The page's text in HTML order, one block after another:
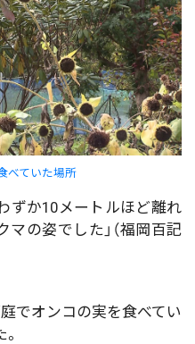
べていた場所
ずか10メートルほど離れ
の姿でした」（福岡百記
でオンコの実を食べてい